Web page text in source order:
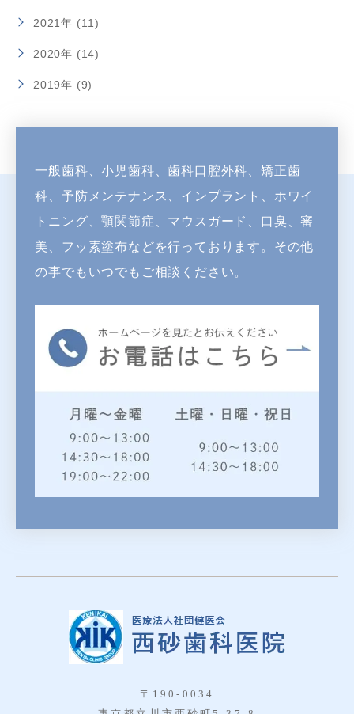
2021年 (11)
2020年 (14)
2019年 (9)
一般歯科、小児歯科、歯科口腔外科、矯正歯
科、予防メンテナンス、インプラント、 ホワイ
トニング、顎関節症、マウスガード、口臭、審
美、フッ素塗布などを行っております。 その他
の事でもいつでもご相談ください。
〒190-0034